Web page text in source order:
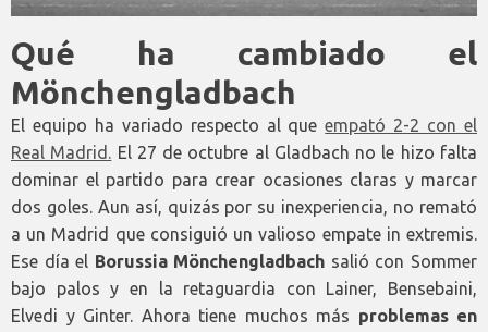
Qué ha cambiado el
Mönchengladbach
El equipo ha variado respecto al queempató 2-2 con el
Real Madrid. El 27 de octubre al Gladbach no le hizo falta
dominar el partido para crear ocasiones claras y marcar
dos goles. Aun así, quizás por su inexperiencia, no remató
a un Madrid que consiguió un valioso empate in extremis.
Ese día el Borussia Mönchengladbach salió con Sommer
bajo palos y en la retaguardia con Lainer, Bensebaini,
Elvedi y Ginter. Ahora tiene muchos más problemas en